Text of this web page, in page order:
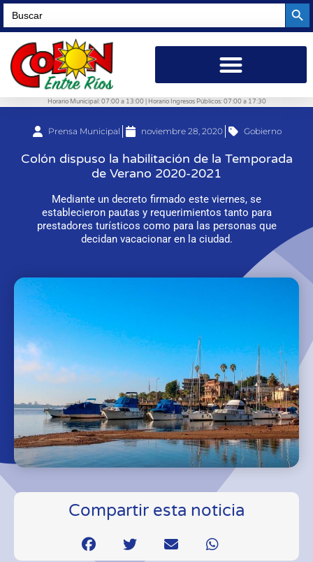
Search
for:
Horario Municipal: 07:00 a 13:00 | Horario Ingresos Públicos: 07:00 a 17:30
Prensa Municipal noviembre 28, 2020 Gobierno
Colón dispuso la habilitación de la Temporada
de Verano 2020-2021
Mediante un decreto firmado este viernes, se
establecieron pautas y requerimientos tanto para
prestadores turísticos como para las personas que
decidan vacacionar en la ciudad.
Compartir esta noticia